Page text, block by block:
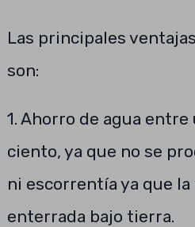
Las principales
son:
1. Ahorro de agua
ciento, ya que no se
ni escorrentía ya que
enterrada bajo tierra.